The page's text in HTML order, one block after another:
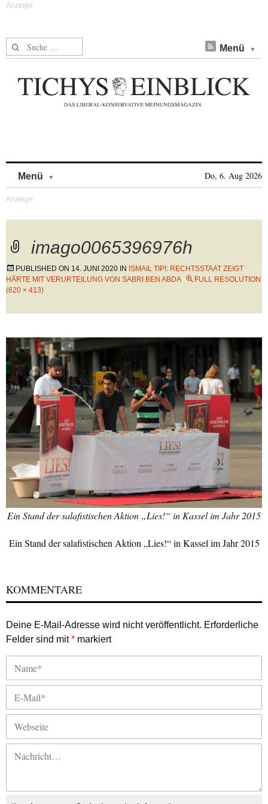
Suche nach: Menü
Menü Do, 6. Aug 2026
imago0065396976h
PUBLISHED ON 14. JUNI 2020 IN ISMAIL TIPI: RECHTSSTAAT ZEIGT
HÄRTE MIT VERURTEILUNG VON SABRI BEN ABDA
FULL RESOLUTION
(620 × 413)
Ein Stand der salafistischen Aktion „Lies!“ in Kassel im Jahr 2015
Ein Stand der salafistischen Aktion „Lies!“ in Kassel im Jahr 2015
KOMMENTARE
Deine E-Mail-Adresse wird nicht veröffentlicht. Erforderliche
Felder sind mit* markiert